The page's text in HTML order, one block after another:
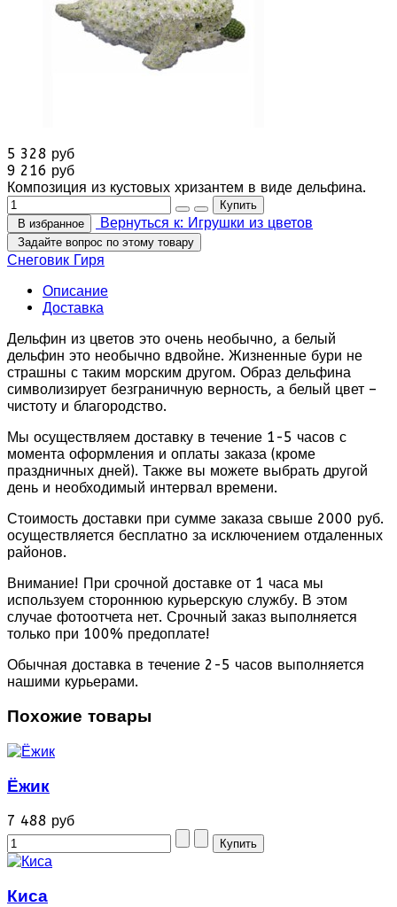
5 328 руб
9 216 руб
Композиция из кустовых хризантем в виде дельфина.
В избранное Вернуться к: Игрушки из цветов
Задайте вопрос по этому товару
Снеговик Гиря
Описание
Доставка
Дельфин из цветов это очень необычно, а белый
дельфин это необычно вдвойне. Жизненные бури не
страшны с таким морским другом. Образ дельфина
символизирует безграничную верность, а белый цвет –
чистоту и благородство.
Мы осуществляем доставку в течение 1-5 часов с
момента оформления и оплаты заказа (кроме
праздничных дней). Также вы можете выбрать другой
день и необходимый интервал времени.
Стоимость доставки при сумме заказа свыше 2000 руб.
осуществляется бесплатно за исключением отдаленных
районов.
Внимание! При срочной доставке от 1 часа мы
используем стороннюю курьерскую службу. В этом
случае фотоотчета нет. Срочный заказ выполняется
только при 100% предоплате!
Обычная доставка в течение 2-5 часов выполняется
нашими курьерами.
Похожие товары
Ёжик
7 488 руб
Киса